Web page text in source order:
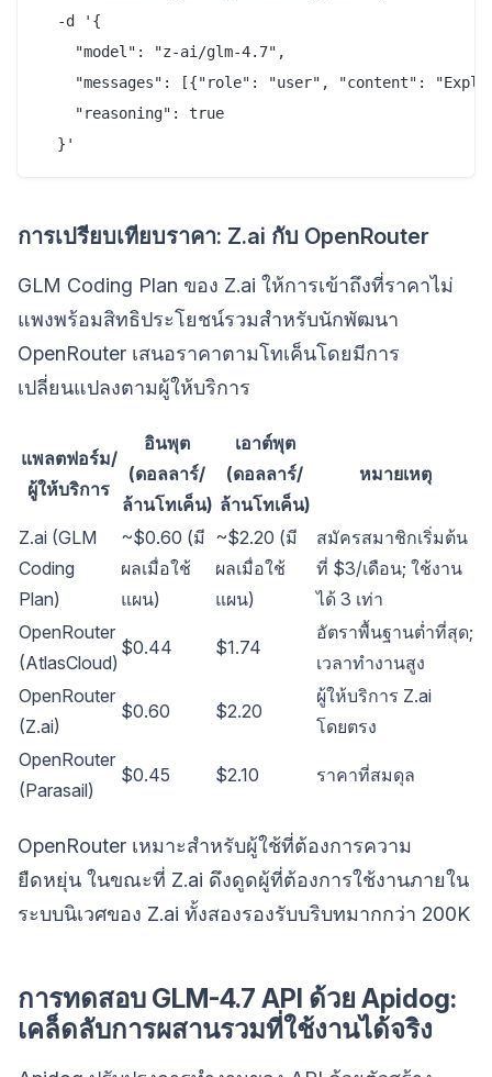
  -d '{
    "model": "z-ai/glm-4.7",
"messages": [{"role": "user", "content":
    "reasoning": true
การเปรียบเทียบราคา: Z.ai กับ OpenRouter
GLM Coding Plan ของ Z.ai ให้การเข้าถึงที่ราคาไม่
แพงพร้อมสิทธิประโยชน์รวมสำหรับนักพัฒนา
OpenRouter เสนอราคาตามโทเค็นโดยมีการ
เปลี่ยนแปลงตามผู้ให้บริการ
แพลตฟอร์ม/
ผู้ให้บริการ
อินพุต
(ดอลลาร์/
ล้านโทเค็น)
เอาต์พุต
(ดอลลาร์/
ล้านโทเค็น)
หมายเหตุ
Z.ai (GLM
Coding
Plan)
~$0.60 (มี
ผลเมื่อใช้
แผน)
~$2.20 (มี
ผลเมื่อใช้
แผน)
สมัครสมาชิกเริ่มต้น
ที่ $3/เดือน; ใช้งาน
ได้ 3 เท่า
OpenRouter
(AtlasCloud)
$0.44 $1.74
อัตราพื้นฐานต่ำที่สุด;
เวลาทำงานสูง
OpenRouter
(Z.ai)
$0.60 $2.20
ผู้ให้บริการ Z.ai
โดยตรง
OpenRouter
(Parasail)
$0.45 $2.10 ราคาที่สมดุล
OpenRouter เหมาะสำหรับผู้ใช้ที่ต้องการความ
ยืดหยุ่น ในขณะที่ Z.ai ดึงดูดผู้ที่ต้องการใช้งานภายใน
ระบบนิเวศของ Z.ai ทั้งสองรองรับบริบทมากกว่า 200K
การทดสอบ GLM-4.7 API ด้วย Apidog:
เคล็ดลับการผสานรวมที่ใช้งานได้จริง